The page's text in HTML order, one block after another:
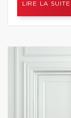
LIRE LA SUITE